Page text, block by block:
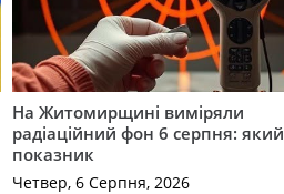
На Житомирщині виміряли
радіаційний фон 6 серпня: який
показник
Четвер, 6 Серпня, 2026